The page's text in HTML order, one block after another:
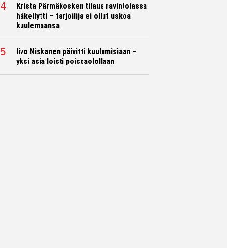
Krista Pärmäkosken tilaus ravintolassa
häkellytti – tarjoilija ei ollut uskoa
kuulemaansa
Iivo Niskanen päivitti kuulumisiaan –
yksi asia loisti poissaolollaan